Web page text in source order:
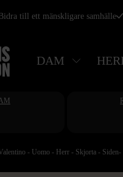
Bidra till ett mänskligare samhälle
DAM
- Uomo - Herr - Skjorta - Siden-